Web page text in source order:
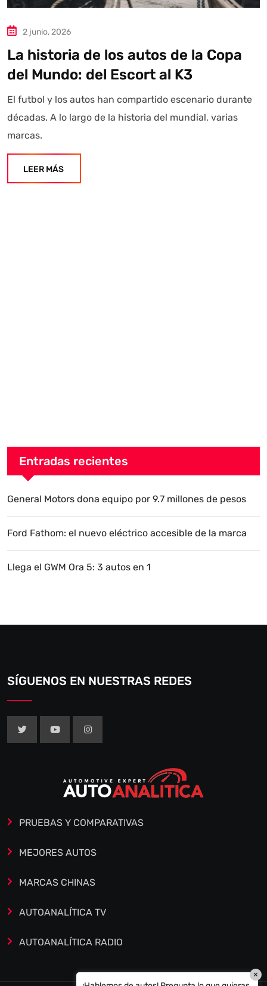
2 junio, 2026
La historia de los autos de la Copa
del Mundo: del Escort al K3
El futbol y los autos han compartido escenario durante
décadas. A lo largo de la historia del mundial, varias
marcas.
LEER MÁS
Entradas recientes
General Motors dona equipo por 9.7 millones de pesos
Ford Fathom: el nuevo eléctrico accesible de la marca
Llega el GWM Ora 5: 3 autos en 1
SÍGUENOS EN NUESTRAS REDES
PRUEBAS Y COMPARATIVAS
MEJORES AUTOS
MARCAS CHINAS
AUTOANALÍTICA TV
AUTOANALÍTICA RADIO
×